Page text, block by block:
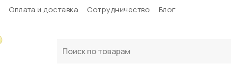
Оплата и доставка Сотрудничество Блог